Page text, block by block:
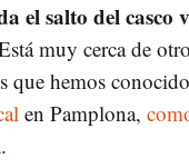
el salto del casco
muy cerca de
que hemos conocido
en Pamplona,
.